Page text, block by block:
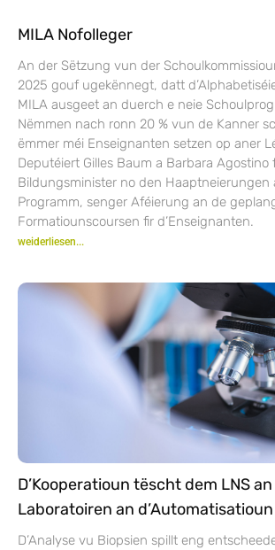
MILA Nofolleger
An der Sëtzung vun der
2025 gouf ugekënnegt, datt
MILA ausgeet an duerch e neie
Nëmmen nach ronn 20 % vun de Kanner
ëmmer méi Enseignanten setzen op aner
Deputéiert Gilles Baum a Barbara Agostino
Bildungsminister no den Haaptneierungen
Programm, senger Aféierung an de
Formatiounscoursen fir d’Enseignanten.
weiderliesen...
D’Kooperatioun tëscht dem LNS
Laboratoiren an d’Automatisatioun
D’Analyse vu Biopsien spillt eng